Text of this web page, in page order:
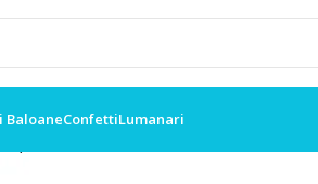
BaloaneConfettiLumanari